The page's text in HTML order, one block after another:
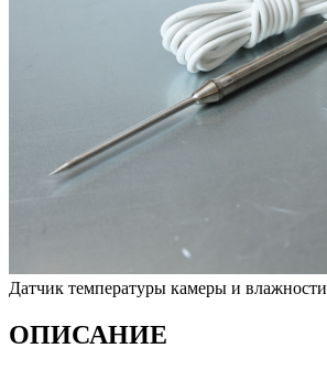
Датчик температуры камеры и влажности
ОПИСАНИЕ